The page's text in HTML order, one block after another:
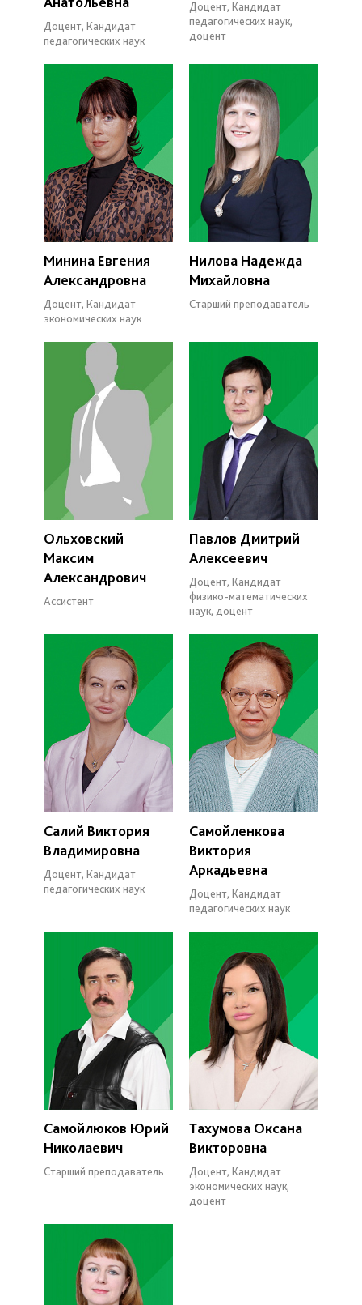
Доцент, Кандидат
педагогических наук
Доцент, Кандидат
педагогических наук,
доцент
Минина Евгения
Александровна
Доцент, Кандидат
экономических наук
Нилова Надежда
Михайловна
Старший преподаватель
Ольховский
Максим
Александрович
Ассистент
Павлов Дмитрий
Алексеевич
Доцент, Кандидат
физико-математических
наук, доцент
Салий Виктория
Владимировна
Доцент, Кандидат
педагогических наук
Самойленкова
Виктория
Аркадьевна
Доцент, Кандидат
педагогических наук
Самойлюков Юрий
Николаевич
Старший преподаватель
Тахумова Оксана
Викторовна
Доцент, Кандидат
экономических наук,
доцент